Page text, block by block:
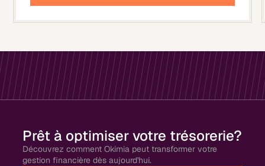
Prêt à optimiser votre trésorerie?
Découvrez comment Okimia peut transformer votre
gestion financière dès aujourd'hui.